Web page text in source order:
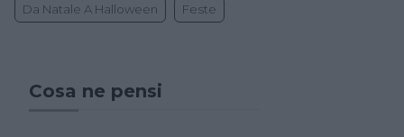
Da Natale A Halloween Feste
Cosa ne pensi